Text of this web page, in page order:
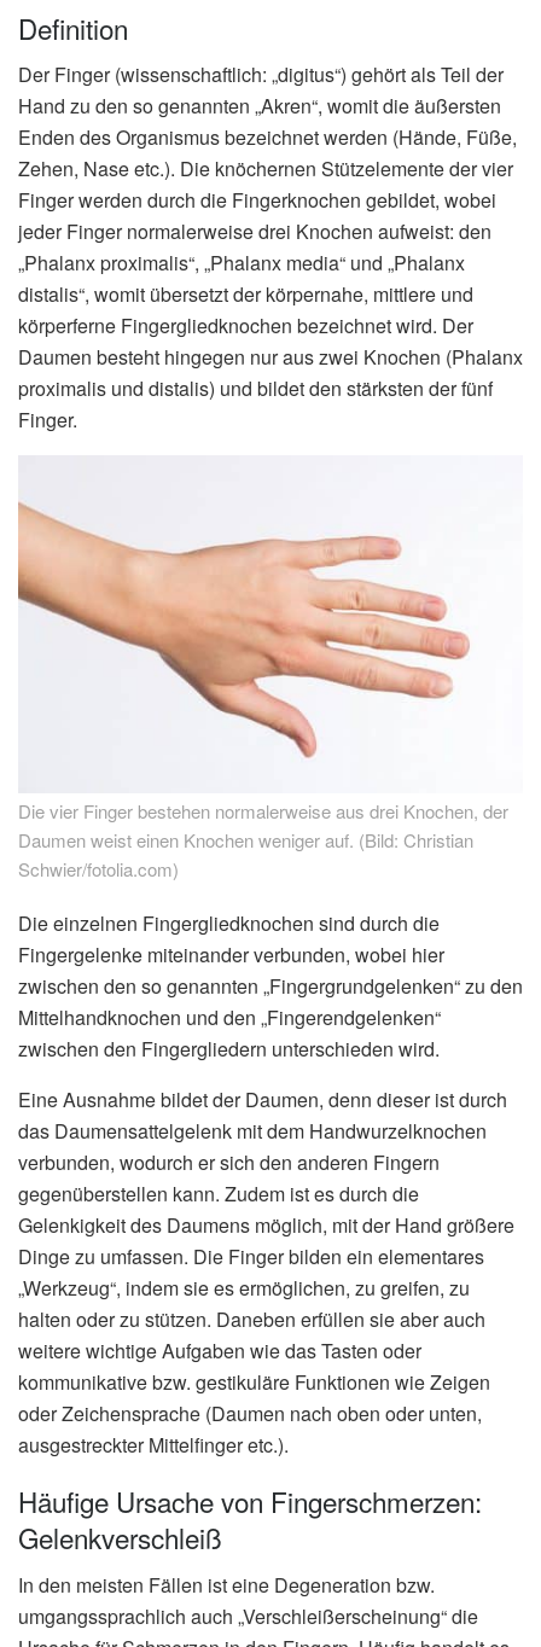
Definition
Der Finger (wissenschaftlich: „digitus“) gehört als Teil der
Hand zu den so genannten „Akren“, womit die äußersten
Enden des Organismus bezeichnet werden (Hände, Füße,
Zehen, Nase etc.). Die knöchernen Stützelemente der vier
Finger werden durch die Fingerknochen gebildet, wobei
jeder Finger normalerweise drei Knochen aufweist: den
„Phalanx proximalis“, „Phalanx media“ und „Phalanx
distalis“, womit übersetzt der körpernahe, mittlere und
körperferne Fingergliedknochen bezeichnet wird. Der
Daumen besteht hingegen nur aus zwei Knochen (Phalanx
proximalis und distalis) und bildet den stärksten der fünf
Finger.
Die vier Finger bestehen normalerweise aus drei Knochen, der
Daumen weist einen Knochen weniger auf. (Bild: Christian
Schwier/fotolia.com)
Die einzelnen Fingergliedknochen sind durch die
Fingergelenke miteinander verbunden, wobei hier
zwischen den so genannten „Fingergrundgelenken“ zu den
Mittelhandknochen und den „Fingerendgelenken“
zwischen den Fingergliedern unterschieden wird.
Eine Ausnahme bildet der Daumen, denn dieser ist durch
das Daumensattelgelenk mit dem Handwurzelknochen
verbunden, wodurch er sich den anderen Fingern
gegenüberstellen kann. Zudem ist es durch die
Gelenkigkeit des Daumens möglich, mit der Hand größere
Dinge zu umfassen. Die Finger bilden ein elementares
„Werkzeug“, indem sie es ermöglichen, zu greifen, zu
halten oder zu stützen. Daneben erfüllen sie aber auch
weitere wichtige Aufgaben wie das Tasten oder
kommunikative bzw. gestikuläre Funktionen wie Zeigen
oder Zeichensprache (Daumen nach oben oder unten,
ausgestreckter Mittelfinger etc.).
Häufige Ursache von Fingerschmerzen:
Gelenkverschleiß
In den meisten Fällen ist eine Degeneration bzw.
umgangssprachlich auch „Verschleißerscheinung“ die